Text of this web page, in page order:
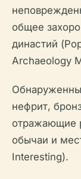
общее
династий
Archaeology
нефрит,
отражающие
обычаи и
Interesting).